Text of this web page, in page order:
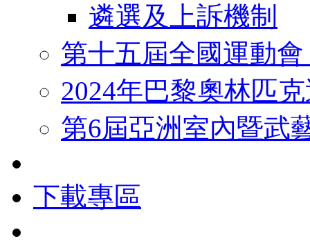
遴選及上訴機制
第十五屆全國運動
2024年巴黎奧林匹
第6屆亞洲室內暨武
下載專區